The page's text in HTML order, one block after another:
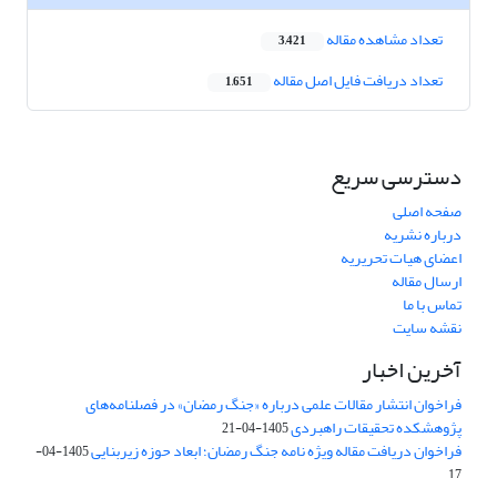
تعداد مشاهده مقاله 3,421
تعداد دریافت فایل اصل مقاله 1,651
دسترسی سریع
صفحه اصلی
درباره نشریه
اعضای هیات تحریریه
ارسال مقاله
تماس با ما
نقشه سایت
آخرین اخبار
فراخوان انتشار مقالات علمی درباره «جنگ رمضان» در فصلنامه‌های
پژوهشکده تحقیقات راهبردی1405-04-21
فراخوان دریافت مقاله ویژه نامه جنگ رمضان؛ ابعاد حوزه زیربنایی
1405-04-